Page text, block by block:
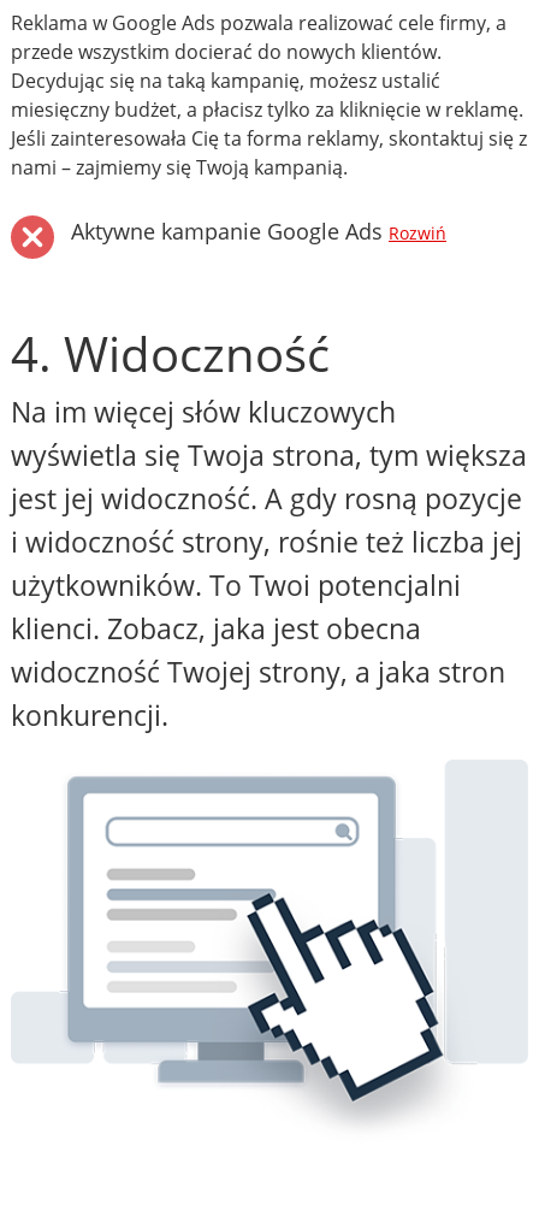
Reklama w Google Ads pozwala realizować cele firmy, a
przede wszystkim docierać do nowych klientów.
Decydując się na taką kampanię, możesz ustalić
miesięczny budżet, a płacisz tylko za kliknięcie w reklamę.
Jeśli zainteresowała Cię ta forma reklamy, skontaktuj się z
nami – zajmiemy się Twoją kampanią.
Aktywne kampanie Google Ads Rozwiń
4. Widoczność
Na im więcej słów kluczowych
wyświetla się Twoja strona, tym większa
jest jej widoczność. A gdy rosną pozycje
i widoczność strony, rośnie też liczba jej
użytkowników. To Twoi potencjalni
klienci. Zobacz, jaka jest obecna
widoczność Twojej strony, a jaka stron
konkurencji.